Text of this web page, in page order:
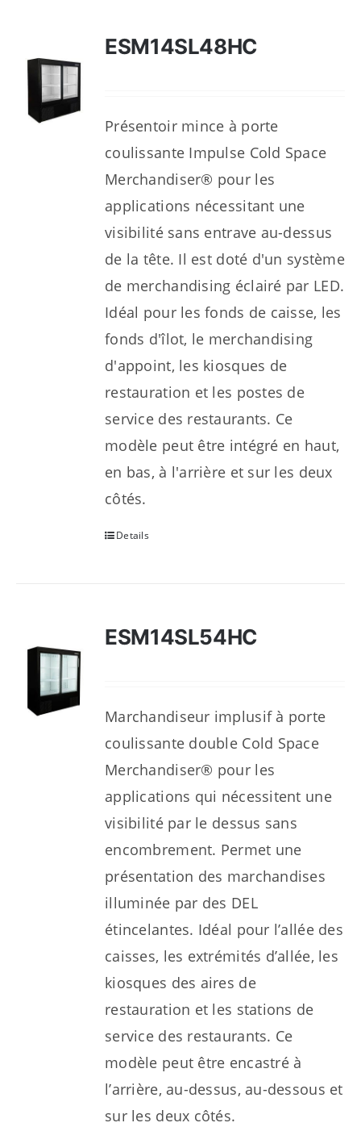
ESM14SL48HC
Présentoir mince à porte
coulissante Impulse Cold Space
Merchandiser® pour les
applications nécessitant une
visibilité sans entrave au-dessus
de la tête. Il est doté d'un système
de merchandising éclairé par LED.
Idéal pour les fonds de caisse, les
fonds d'îlot, le merchandising
d'appoint, les kiosques de
restauration et les postes de
service des restaurants. Ce
modèle peut être intégré en haut,
en bas, à l'arrière et sur les deux
côtés.
Details
ESM14SL54HC
Marchandiseur implusif à porte
coulissante double Cold Space
Merchandiser® pour les
applications qui nécessitent une
visibilité par le dessus sans
encombrement. Permet une
présentation des marchandises
illuminée par des DEL
étincelantes. Idéal pour l’allée des
caisses, les extrémités d’allée, les
kiosques des aires de
restauration et les stations de
service des restaurants. Ce
modèle peut être encastré à
l’arrière, au-dessus, au-dessous et
sur les deux côtés.